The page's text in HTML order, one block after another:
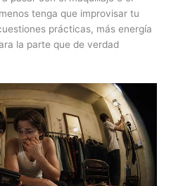
tenga que improvisar tu
prácticas, más energía
la parte que de verdad